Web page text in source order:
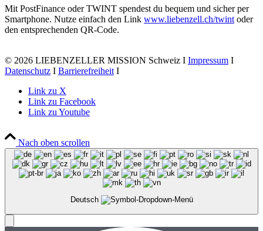
Mit PostFinance oder TWINT spendest du bequem und sicher per
Smartphone. Nutze einfach den Link www.liebenzell.ch/twint oder
den entsprechenden QR-Code.
© 2026 LIEBENZELLER MISSION Schweiz I Impressum I
Datenschutz I Barrierefreiheit I
Link zu X
Link zu Facebook
Link zu Youtube
Nach oben scrollen
Deutsch